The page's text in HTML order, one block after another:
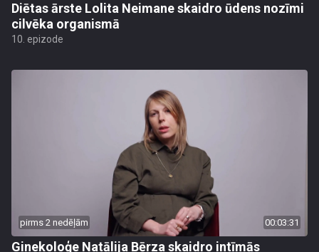
Diētas ārste Lolita Neimane skaidro ūdens nozīmi
cilvēka organismā
10. epizode
pirms 2 nedēļām 00:03:31
Ginekoloģe Natālija Bērza skaidro intīmās